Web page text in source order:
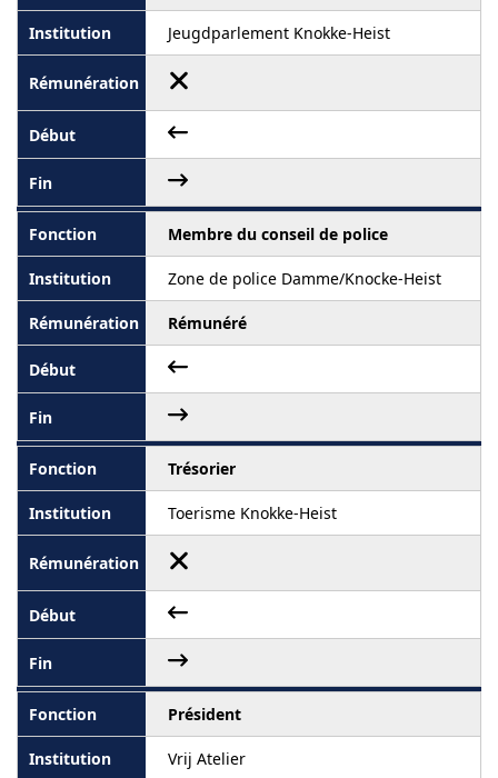
Jeugdparlement Knokke-Heist
Membre du conseil de police
Zone de police Damme/Knocke-Heist
Rémunéré
Trésorier
Toerisme Knokke-Heist
Président
Vrij Atelier